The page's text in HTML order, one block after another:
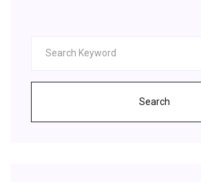
Search